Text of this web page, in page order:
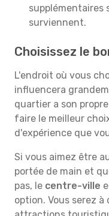
supplémentaires
surviennent.
Choisissez le
L'endroit où vous
influencera
quartier a son
faire le meilleur
d'expérience que
Si vous aimez être
portée de main et
pas, le centre-ville
option. Vous serez